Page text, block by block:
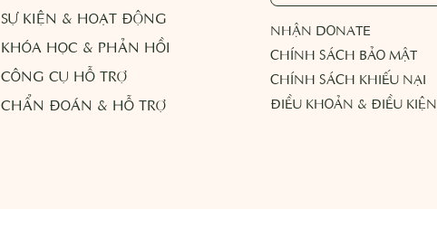
SỰ KIỆN & HOẠT ĐỘNG
KHÓA HỌC & PHẢN HỒI
CÔNG CỤ HỖ TRỢ
CHẨN ĐOÁN & HỖ TRỢ
NHẬN DONATE
CHÍNH SÁCH BẢO MẬT
CHÍNH SÁCH KHIẾU NẠI
ĐIỀU KHOẢN & ĐIỀU KIỆN